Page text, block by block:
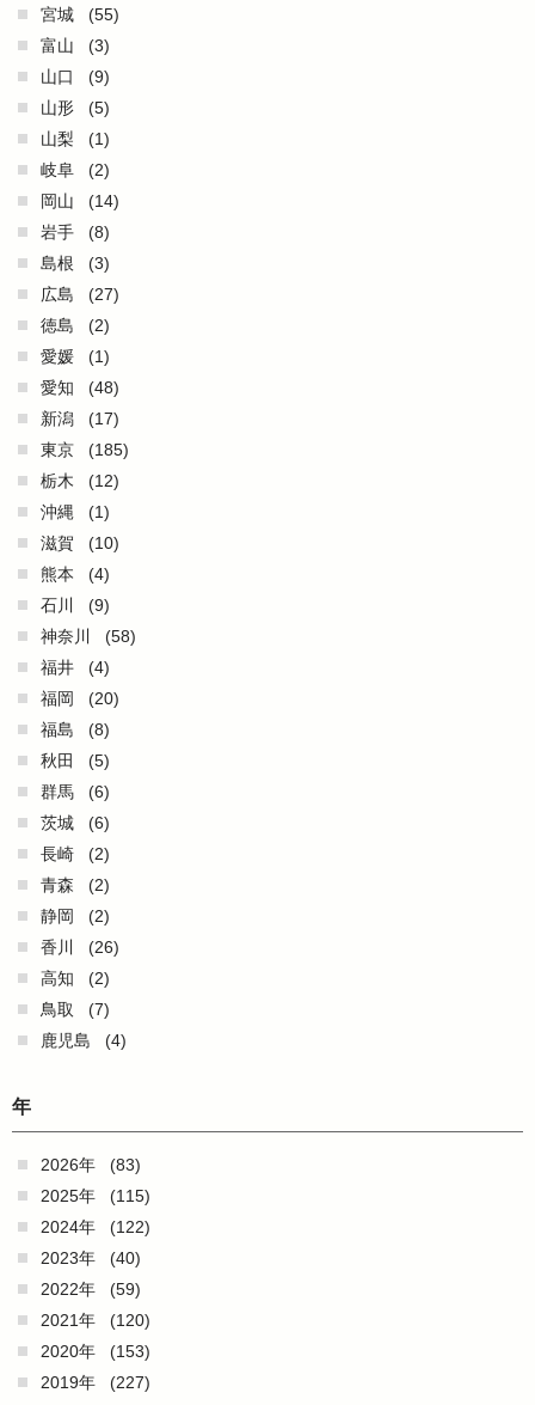
宮城
(55)
富山
(3)
山口
(9)
山形
(5)
山梨
(1)
岐阜
(2)
岡山
(14)
岩手
(8)
島根
(3)
広島
(27)
徳島
(2)
愛媛
(1)
愛知
(48)
新潟
(17)
東京
(185)
栃木
(12)
沖縄
(1)
滋賀
(10)
熊本
(4)
石川
(9)
神奈川
(58)
福井
(4)
福岡
(20)
福島
(8)
秋田
(5)
群馬
(6)
茨城
(6)
長崎
(2)
青森
(2)
静岡
(2)
香川
(26)
高知
(2)
鳥取
(7)
鹿児島
(4)
年
2026年
(83)
2025年
(115)
2024年
(122)
2023年
(40)
2022年
(59)
2021年
(120)
2020年
(153)
2019年
(227)